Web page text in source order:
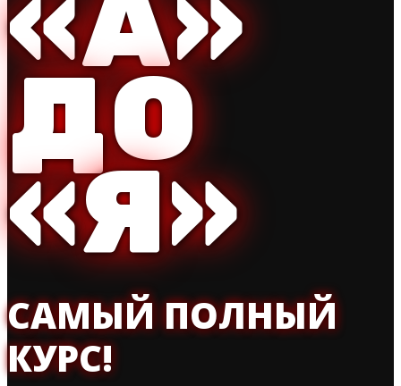
«А»
ДО
«Я»
САМЫЙ ПОЛНЫЙ
КУРС!